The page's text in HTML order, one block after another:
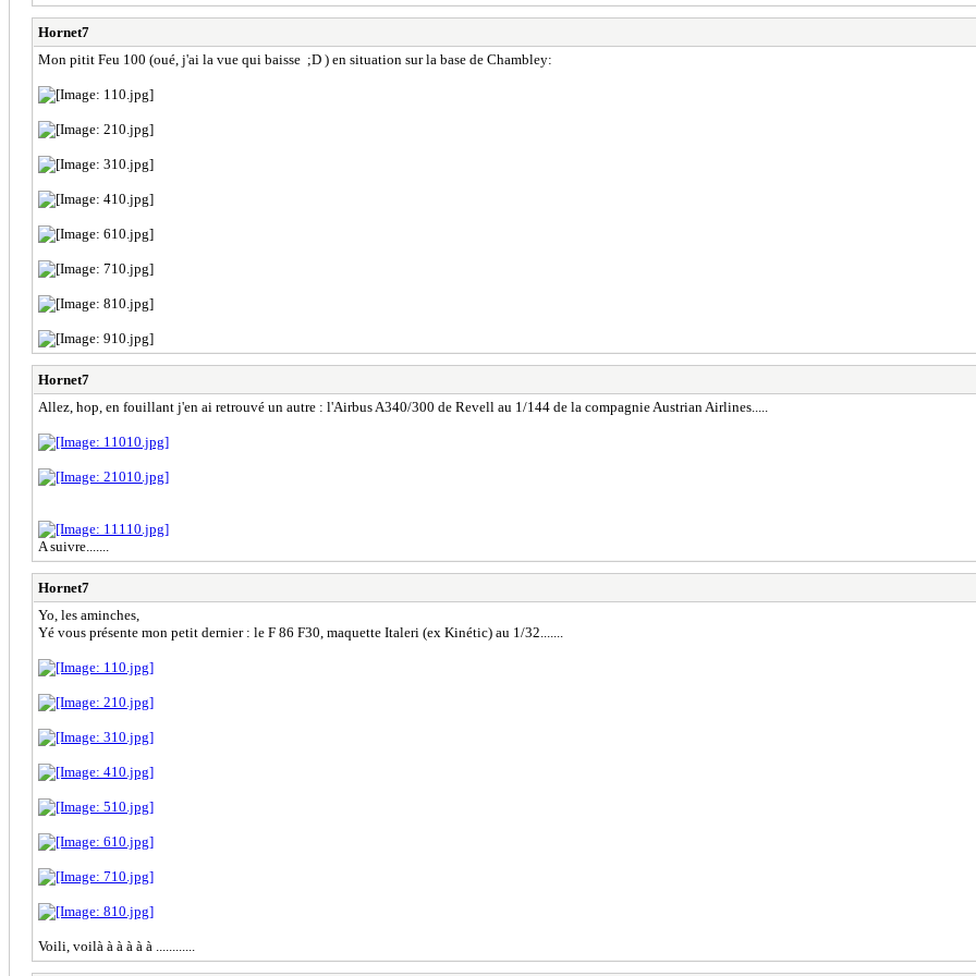
Hornet7
Mon pitit Feu 100 (oué, j'ai la vue qui baisse ;D ) en situation sur la base de Chambley:
Hornet7
Allez, hop, en fouillant j'en ai retrouvé un autre : l'Airbus A340/300 de Revell au 1/144 de la compagnie Austrian Airlines.....
A suivre.......
Hornet7
Yo, les aminches,
Yé vous présente mon petit dernier : le F 86 F30, maquette Italeri (ex Kinétic) au 1/32.......
Voili, voilà à à à à à ............